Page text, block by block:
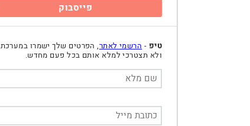
פייסבוק
טיפ - הרשמי לאתר, הפרטים שלך ישמרו במערכת
ולא תצטרכי למלא אותם בכל פעם מחדש.